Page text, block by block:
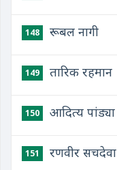
148 रूबल नागी
149 तारिक रहमान
150 आदित्य पांड्या
151 रणवीर सचदेवा